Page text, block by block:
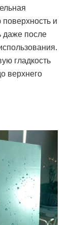
и
даже после
гладкость
верхнего